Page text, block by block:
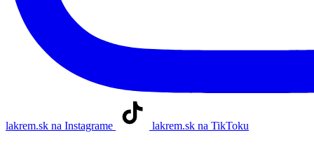
lakrem.sk na Instagrame lakrem.sk na TikToku